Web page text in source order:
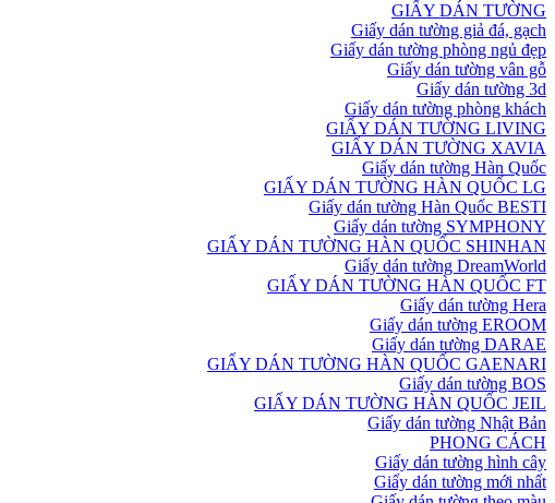
GIẤY DÁN TƯỜNG
Giấy dán tường giả đá, gạch
Giấy dán tường phòng ngủ đẹp
Giấy dán tường vân gỗ
Giấy dán tường 3d
Giấy dán tường phòng khách
GIẤY DÁN TƯỜNG LIVING
GIẤY DÁN TƯỜNG XAVIA
Giấy dán tường Hàn Quốc
GIẤY DÁN TƯỜNG HÀN QUỐC LG
Giấy dán tường Hàn Quốc BESTI
Giấy dán tường SYMPHONY
GIẤY DÁN TƯỜNG HÀN QUỐC SHINHAN
Giấy dán tường DreamWorld
GIẤY DÁN TƯỜNG HÀN QUỐC FT
Giấy dán tường Hera
Giấy dán tường EROOM
Giấy dán tường DARAE
GIẤY DÁN TƯỜNG HÀN QUỐC GAENARI
Giấy dán tường BOS
GIẤY DÁN TƯỜNG HÀN QUỐC JEIL
Giấy dán tường Nhật Bản
PHONG CÁCH
Giấy dán tường hình cây
Giấy dán tường mới nhất